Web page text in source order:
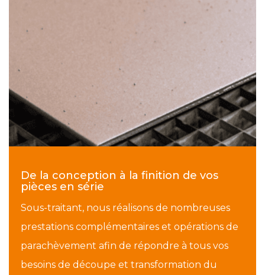
De la conception à la finition de vos
pièces en série
Sous-traitant, nous réalisons de nombreuses
prestations complémentaires et opérations de
parachèvement afin de répondre à tous vos
besoins de découpe et transformation du